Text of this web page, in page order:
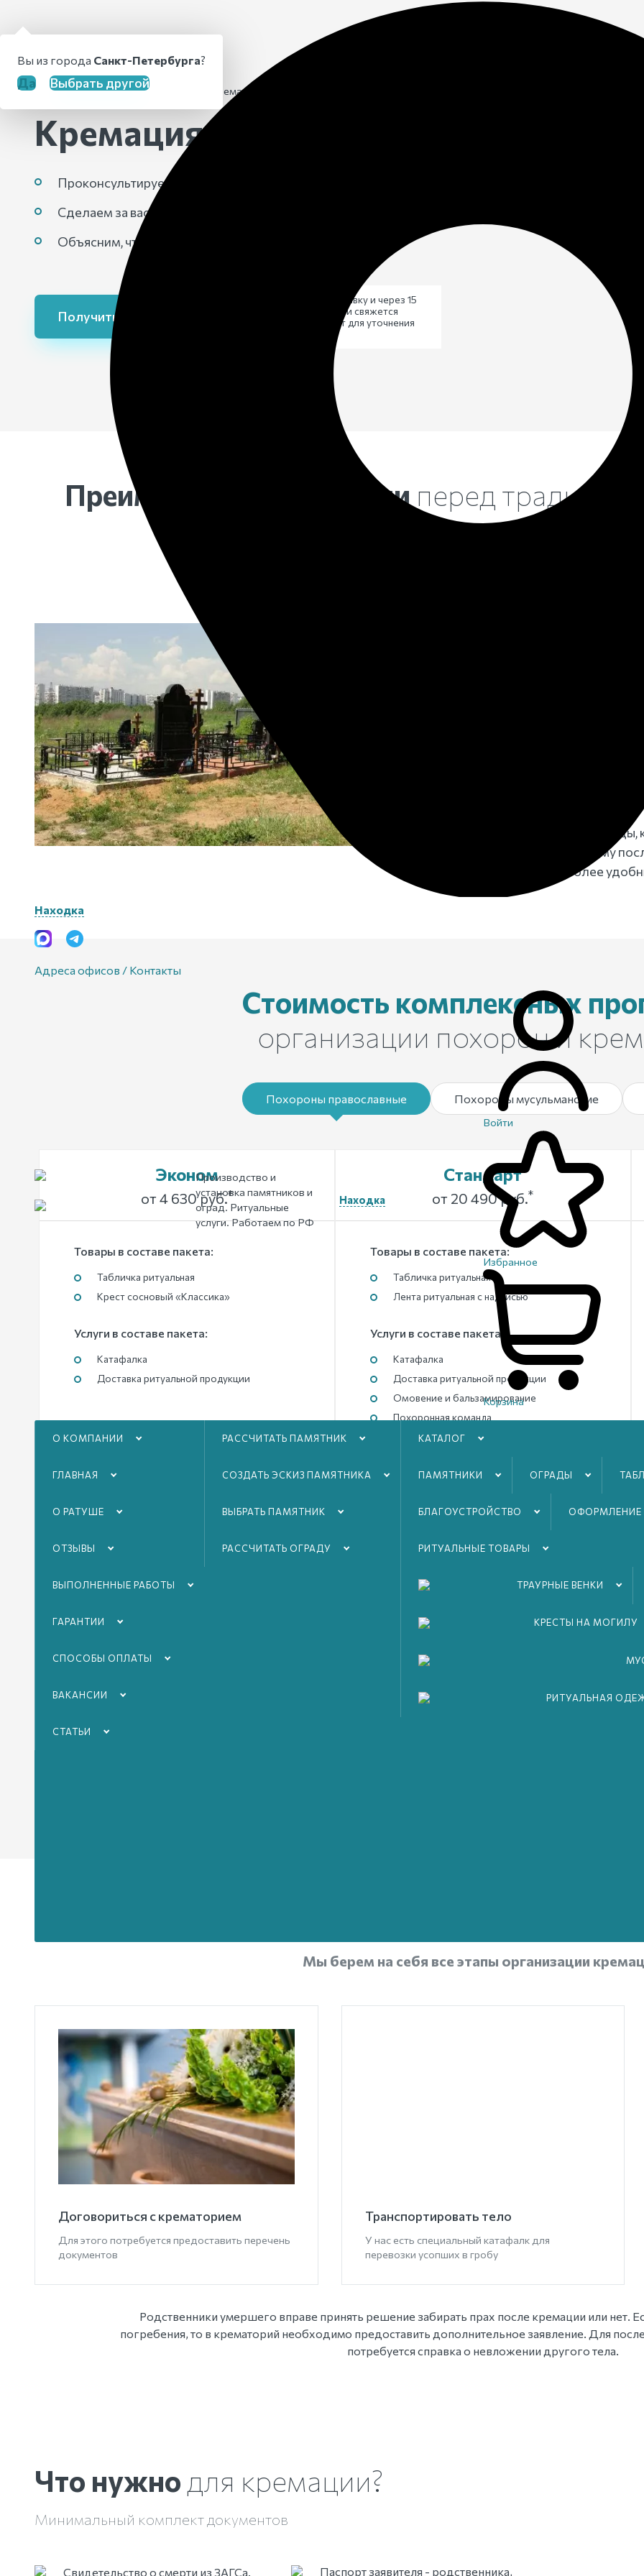
Находка
Адреса офисов / Контакты
Производство и
установка памятников и
оград. Ритуальные
услуги. Работаем по РФ
Находка
Войти
Избранное
Корзина
О КОМПАНИИ
ГЛАВНАЯ
О РАТУШЕ
ОТЗЫВЫ
ВЫПОЛНЕННЫЕ РАБОТЫ
ГАРАНТИИ
СПОСОБЫ ОПЛАТЫ
ВАКАНСИИ
СТАТЬИ
РАССЧИТАТЬ ПАМЯТНИК
СОЗДАТЬ ЭСКИЗ ПАМЯТНИКА
ВЫБРАТЬ ПАМЯТНИК
РАССЧИТАТЬ ОГРАДУ
КАТАЛОГ
ПАМЯТНИКИ ОГРАДЫ
БЛАГОУСТРОЙСТВO ОФОРМЛЕНИЕ
РИТУАЛЬНЫЕ ТОВАРЫ
ТРАУРНЫЕ ВЕНКИ
КРЕСТЫ НА МОГИЛУ
РИТУАЛЬНАЯ
Главная › Ритуальные услуги Кремация
Кремацияв Находке
Проконсультируем вас
Сделаем за вас все звонки в крематории
Объясним, что делать с прахом шаг за шагом
Получить консультацию
Оставьте заявку и через 15
минут с вами свяжется
специалист для уточнения
Преимущество кремацииперед
Прах может быть
семьи. При этом
ездить по
Перед
православных
Даже если у вас нет
можете не покупать
мероприятие. Кроме
различная
Умершему нет разницы,
захоронят. Поэтому
и выбирают более
Стоимость комплексных
организации похорон и
Похороны православные Похороны мусульманские
Эконом
от 4 630 руб.*
Товары в составе пакета:
Табличка ритуальная
Крест сосновый «Классика»
Услуги в составе пакета:
Катафалка
Доставка ритуальной продукции
Стандарт
от 20 490 руб.*
Товары в составе пакета:
Табличка ритуальная
Лента ритуальная с надписью
Услуги в составе пакета:
Катафалка
Доставка ритуальной продукции
Омовение и бальзамирование
Похоронная команда
Похоронный агент
План и полнота организации похорон могут быть
*Итоговая цена зависит от кладбища. Получить консультацию и
по телефону горчей линии:
Мы берем на себя все этапы организации
Договориться с крематорием
Для этого потребуется предоставить перечень
документов
Транспортировать тело
У нас есть специальный катафалк для
перевозки усопших в гробу
Родственники умершего вправе принять решение забирать прах после кремации или нет.
погребения, то в крематорий необходимо предоставить дополнительное заявление. Для
потребуется справка о невложении другого тела.
Что нужно для кремации?
Минимальный комплект документов
Свидетельство о смерти из ЗАГСа. Паспорт заявителя - родственника,
Вы из города Санкт-Петербурга?
Да Выбрать другой